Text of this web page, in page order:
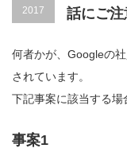
2017
話にご注
何者かが、Googleの
されています。
下記事案に該当する場
事案1